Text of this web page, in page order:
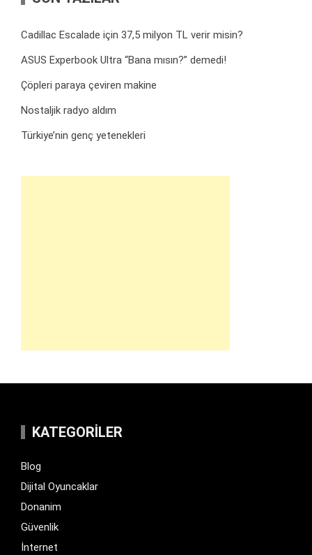
Cadillac Escalade için 37,5 milyon TL verir misin?
ASUS Experbook Ultra “Bana mısın?” demedi!
Çöpleri paraya çeviren makine
Nostaljik radyo aldım
Türkiye’nin genç yetenekleri
KATEGORILER
Blog
Dijital Oyuncaklar
Donanim
Güvenlik
İnternet